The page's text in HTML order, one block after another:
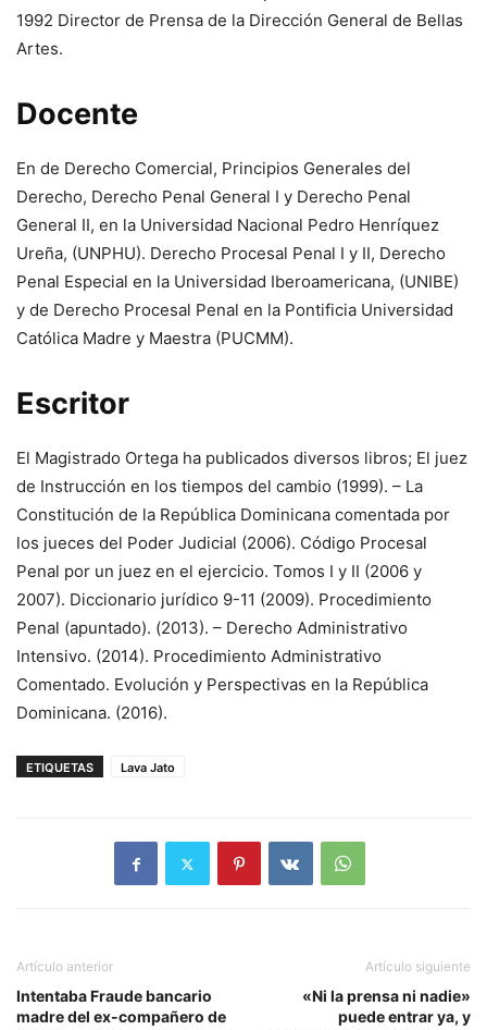
1992 Director de Prensa de la Dirección General de Bellas
Artes.
Docente
En de Derecho Comercial, Principios Generales del
Derecho, Derecho Penal General I y Derecho Penal
General II, en la Universidad Nacional Pedro Henríquez
Ureña, (UNPHU). Derecho Procesal Penal I y II, Derecho
Penal Especial en la Universidad Iberoamericana, (UNIBE)
y de Derecho Procesal Penal en la Pontificia Universidad
Católica Madre y Maestra (PUCMM).
Escritor
El Magistrado Ortega ha publicados diversos libros; El juez
de Instrucción en los tiempos del cambio (1999). – La
Constitución de la República Dominicana comentada por
los jueces del Poder Judicial (2006). Código Procesal
Penal por un juez en el ejercicio. Tomos I y II (2006 y
2007). Diccionario jurídico 9-11 (2009). Procedimiento
Penal (apuntado). (2013). – Derecho Administrativo
Intensivo. (2014). Procedimiento Administrativo
Comentado. Evolución y Perspectivas en la República
Dominicana. (2016).
ETIQUETAS Lava Jato
Artículo anterior
Intentaba Fraude bancario
madre del ex-compañero de
Artículo siguiente
«Ni la prensa ni nadie»
puede entrar ya, y